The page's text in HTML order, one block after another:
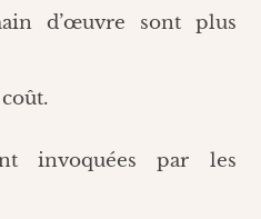
d’œuvre sont plus
invoquées par les